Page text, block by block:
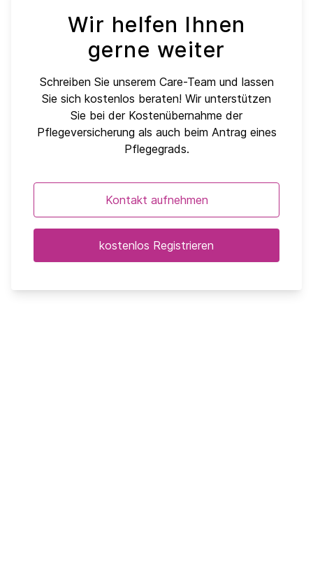
Wir helfen Ihnen
gerne weiter
Schreiben Sie unserem Care-Team und lassen
Sie sich kostenlos beraten! Wir unterstützen
Sie bei der Kostenübernahme der
Pflegeversicherung als auch beim Antrag eines
Pflegegrads.
Kontakt aufnehmen
kostenlos Registrieren